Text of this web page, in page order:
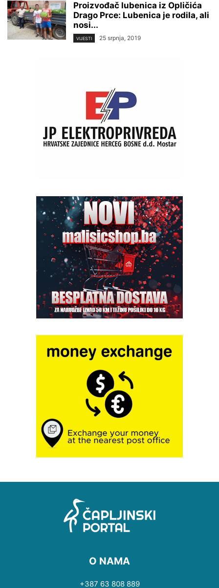
Proizvođač lubenica iz Opličića
Drago Prce: Lubenica je rodila, ali
nosi...
VIJESTI 25 srpnja, 2019
O NAMA
+387 63 808 889